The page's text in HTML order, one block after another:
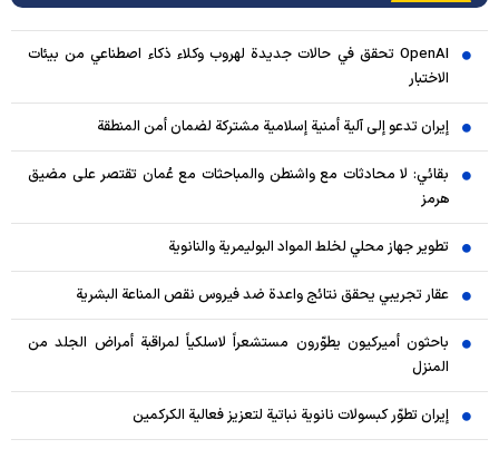
OpenAI تحقق في حالات جديدة لهروب وكلاء ذكاء اصطناعي من بيئات
الاختبار
إيران تدعو إلى آلية أمنية إسلامية مشتركة لضمان أمن المنطقة
بقائي: لا محادثات مع واشنطن والمباحثات مع عُمان تقتصر على مضيق
هرمز
تطوير جهاز محلي لخلط المواد البوليمرية والنانوية
عقار تجريبي يحقق نتائج واعدة ضد فيروس نقص المناعة البشرية
باحثون أميركيون يطوّرون مستشعراً لاسلكياً لمراقبة أمراض الجلد من
المنزل
إيران تطوّر كبسولات نانوية نباتية لتعزيز فعالية الكركمين